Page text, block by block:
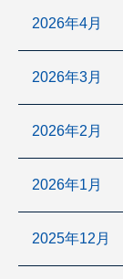
2026年4月
2026年3月
2026年2月
2026年1月
2025年12月